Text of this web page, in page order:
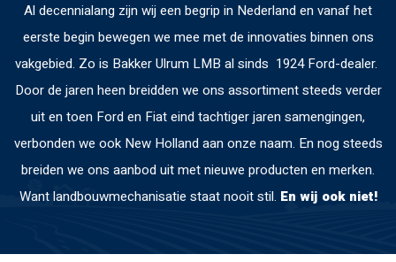
Al decennialang zijn wij een begrip in Nederland en vanaf het
eerste begin bewegen we mee met de innovaties binnen ons
vakgebied. Zo is Bakker Ulrum LMB al sinds 1924 Ford-dealer.
Door de jaren heen breidden we ons assortiment steeds verder
uit en toen Ford en Fiat eind tachtiger jaren samengingen,
verbonden we ook New Holland aan onze naam. En nog steeds
breiden we ons aanbod uit met nieuwe producten en merken.
Want landbouwmechanisatie staat nooit stil. En wij ook niet!